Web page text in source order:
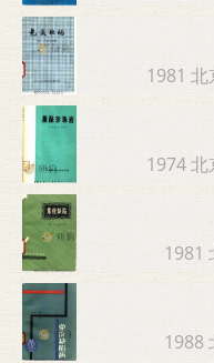
1981
1974
1981
1988